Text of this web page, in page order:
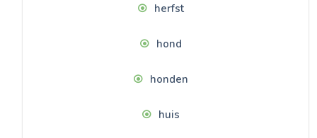
herfst
hond
honden
huis